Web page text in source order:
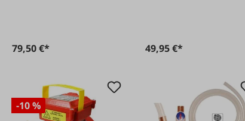
79,50 €* 49,95 €*
-10 %